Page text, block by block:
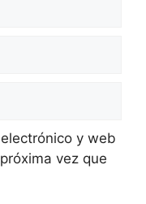
y web
vez que